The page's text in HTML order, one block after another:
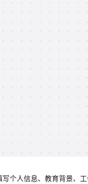
个人信息、教育背景、